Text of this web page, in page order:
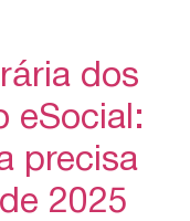
dos
eSocial:
precisa
2025